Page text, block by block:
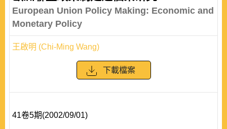
European Union Policy Making: Economic and
Monetary Policy
王啟明 (Chi-Ming Wang)
下載檔案
41卷5期(2002/09/01)